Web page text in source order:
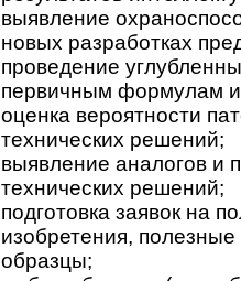
выявление
новых разработках
проведение
первичным формулам
оценка вероятности
технических решений;
выявление аналогов и
технических решений;
подготовка заявок на
изобретения,
образцы;